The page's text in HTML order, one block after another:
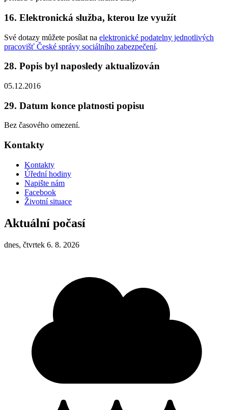
16. Elektronická služba, kterou lze využít
Své dotazy můžete posílat na elektronické podatelny jednotlivých
pracovišť České správy sociálního zabezpečení.
28. Popis byl naposledy aktualizován
05.12.2016
29. Datum konce platnosti popisu
Bez časového omezení.
Kontakty
Kontakty
Úřední hodiny
Napište nám
Facebook
Životní situace
Aktuální počasí
dnes, čtvrtek 6. 8. 2026